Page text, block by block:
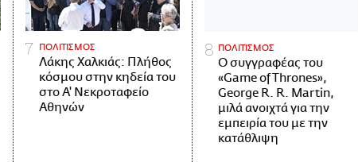
ΠΟΛΙΤΙΣΜΟΣ
Λάκης Χαλκιάς: Πλήθος
κόσμου στην κηδεία του
στο Α' Νεκροταφείο
Αθηνών
ΠΟΛΙΤΙΣΜΟΣ
Ο συγγραφέας του
«Game of Thrones»,
George R. R. Martin,
μιλά ανοιχτά για την
εμπειρία του με την
κατάθλιψη